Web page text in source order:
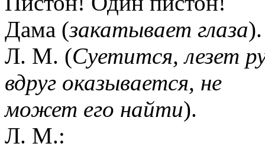
Дама (закатывает глаза).
Л. М. (Суетится, лезет
вдруг оказывается, не
может его найти).
Л. М.: